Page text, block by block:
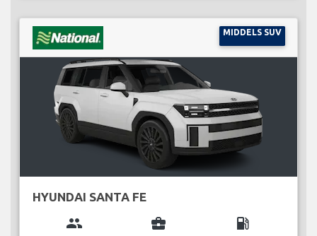
MIDDELS SUV
HYUNDAI SANTA FE
group business_center local_gas_station